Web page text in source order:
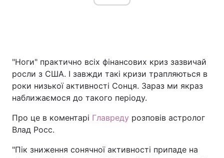
"Ноги" практично всіх фінансових криз зазвичай
росли з США. І завжди такі кризи трапляються в
роки низької активності Сонця. Зараз ми якраз
наближаємося до такого періоду.
Про це в коментарі Главреду розповів астролог
Влад Росс.
"Пік зниження сонячної активності припаде на